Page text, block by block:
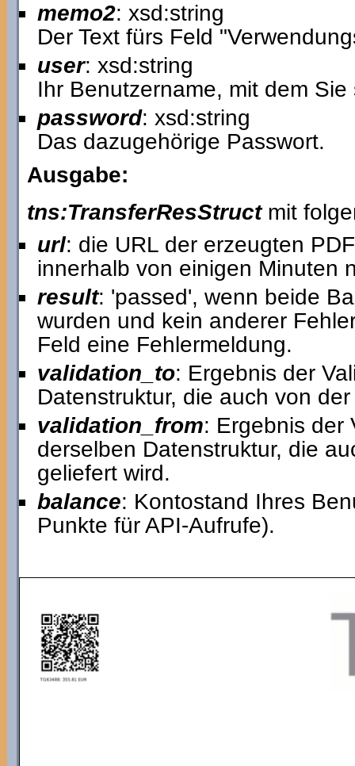
memo2: xsd:string
Der Text fürs Feld
user: xsd:string
Ihr Benutzername, mit dem
password: xsd:string
Das dazugehörige Passwort.
Ausgabe:
tns:TransferResStructmit
url: die URL der erzeugten
innerhalb von einigen Minuten
result: 'passed', wenn beide
wurden und kein anderer
Feld eine Fehlermeldung.
validation_to: Ergebnis der
Datenstruktur, die auch von
validation_from: Ergebnis der
derselben Datenstruktur, die
geliefert wird.
balance: Kontostand Ihres
Punkte für API-Aufrufe).